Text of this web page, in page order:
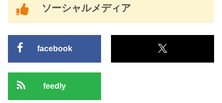
ソーシャルメディア
facebook
feedly